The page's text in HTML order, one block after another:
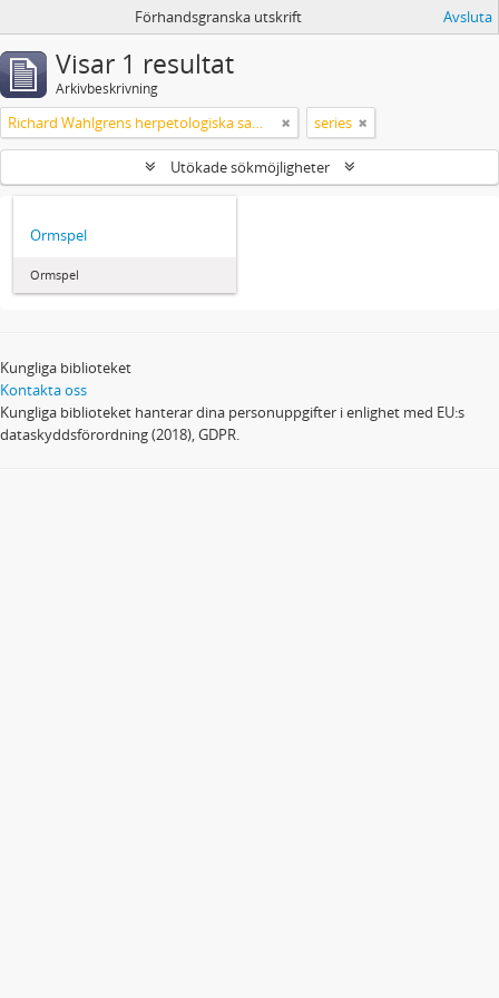
Förhandsgranska utskrift Avsluta
Visar 1 resultat
Arkivbeskrivning
Richard Wahlgrens herpetologiska samling series
Utökade sökmöjligheter
Ormspel
Ormspel
Kungliga biblioteket
Kontakta oss
Kungliga biblioteket hanterar dina personuppgifter i enlighet med EU:s
dataskyddsförordning (2018), GDPR.